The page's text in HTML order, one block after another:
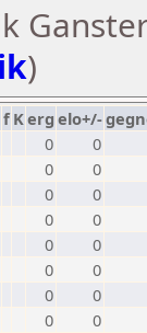
)
f Kerg elo+/-
0
0
0
0
0
0
0
0
0
0
0
0
0
0
0
0